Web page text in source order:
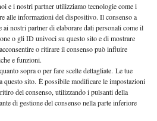
e i nostri partner utilizziamo tecnologie come i
alle informazioni del dispositivo. Il consenso a
ai nostri partner di elaborare dati personali come il
o gli ID univoci su questo sito e di mostrare
o ritirare il consenso può influire
e funzioni.
sopra o per fare scelte dettagliate. Le tue
questo sito. È possibile modificare le impostazioni
del consenso, utilizzando i pulsanti della
di gestione del consenso nella parte inferiore
palmares con la vittoria al WTA
della sua carriera,
Per l’ucraina si tratta del
dopo il primo successo ottenuto
Varvara Gracheva, e quello
superando Veronika Podrez.